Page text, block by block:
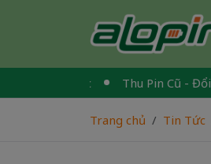
Thu Pin Cũ - Đổi Pin Mới
Trang chủ Tin Tức